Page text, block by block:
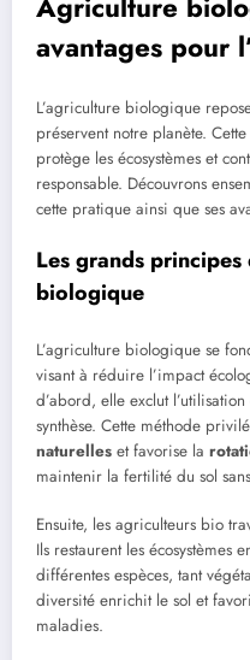
avantages pour
L’agriculture biologique
préservent notre planète.
protège les écosystèmes et
responsable. Découvrons
cette pratique ainsi que ses
Les grands principes
biologique
L’agriculture biologique se
visant à réduire l’impact
d’abord, elle exclut
synthèse. Cette méthode
naturelles et favorise la
maintenir la fertilité du sol
Ensuite, les agriculteurs bio
Ils restaurent les écosystèmes
différentes espèces, tant
diversité enrichit le sol et
maladies.